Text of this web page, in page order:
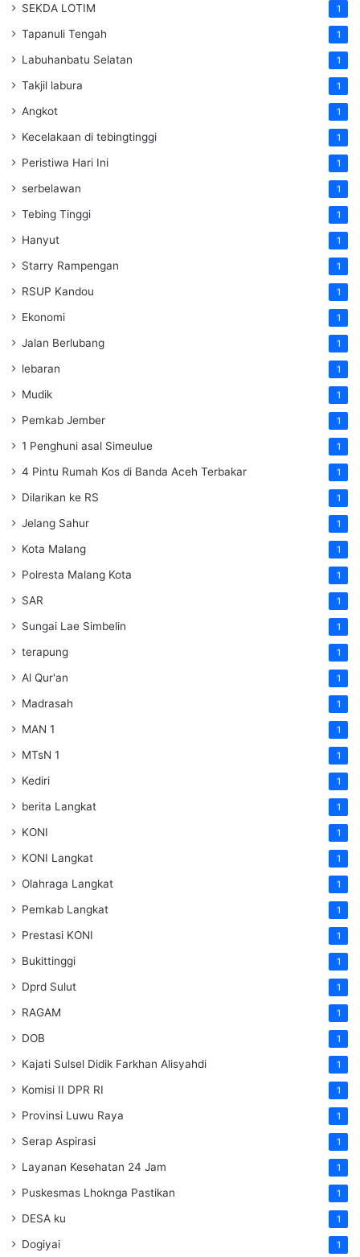
SEKDA LOTIM 1
Tapanuli Tengah 1
Labuhanbatu Selatan 1
Takjil labura 1
Angkot 1
Kecelakaan di tebingtinggi 1
Peristiwa Hari Ini 1
serbelawan 1
Tebing Tinggi 1
Hanyut 1
Starry Rampengan 1
RSUP Kandou 1
Ekonomi 1
Jalan Berlubang 1
lebaran 1
Mudik 1
Pemkab Jember 1
1 Penghuni asal Simeulue 1
4 Pintu Rumah Kos di Banda Aceh Terbakar 1
Dilarikan ke RS 1
Jelang Sahur 1
Kota Malang 1
Polresta Malang Kota 1
SAR 1
Sungai Lae Simbelin 1
terapung 1
Al Qur'an 1
Madrasah 1
MAN 1 1
MTsN 1 1
Kediri 1
berita Langkat 1
KONI 1
KONI Langkat 1
Olahraga Langkat 1
Pemkab Langkat 1
Prestasi KONI 1
Bukittinggi 1
Dprd Sulut 1
RAGAM 1
DOB 1
Kajati Sulsel Didik Farkhan Alisyahdi 1
Komisi II DPR RI 1
Provinsi Luwu Raya 1
Serap Aspirasi 1
Layanan Kesehatan 24 Jam 1
Puskesmas Lhoknga Pastikan 1
DESA ku 1
Dogiyai 1